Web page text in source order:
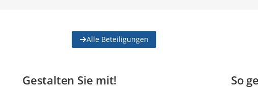
Alle Beteiligungen
Gestalten Sie mit! So